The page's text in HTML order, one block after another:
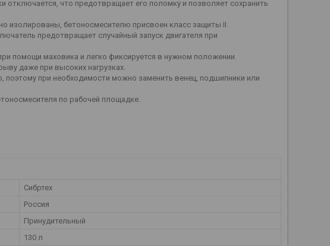
отключается, что предотвращает его поломку и позволяет сохранить
изолированы, бетоносмесителю присвоен класс защиты II.
предотвращает случайный запуск двигателя при
помощи маховика и легко фиксируется в нужном положении.
даже при высоких нагрузках.
поэтому при необходимости можно заменить венец, подшипники или
по рабочей площадке.
Сибртех
Россия
Принудительный
130 л